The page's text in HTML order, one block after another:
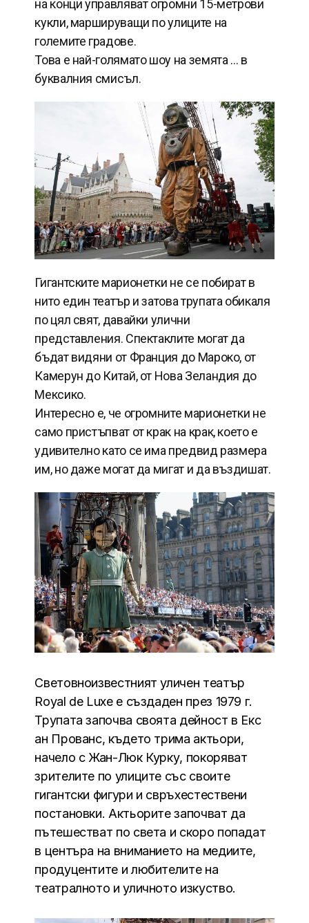
на конци управляват огромни 15-метрови
кукли, маршируващи по улиците на
големите градове.
Това е най-голямато шоу на земята … в
буквалния смисъл.
Гигантските марионетки не се побират в
нито един театър и затова трупата обикаля
по цял свят, давайки улични
представления. Спектаклите могат да
бъдат видяни от Франция до Мароко, от
Камерун до Китай, от Нова Зеландия до
Мексико.
Интересно е, че огромните марионетки не
само пристъпват от крак на крак, което е
удивително като се има предвид размера
им, но даже могат да мигат и да въздишат.
Световноизвестният уличен театър
Royal de Luxe е създаден през 1979 г.
Трупата започва своята дейност в Екс
ан Прованс, където трима актьори,
начело с Жан-Люк Курку, покоряват
зрителите по улиците със своите
гигантски фигури и свръхестествени
постановки. Актьорите започват да
пътешестват по света и скоро попадат
в центъра на вниманието на медиите,
продуцентите и любителите на
театралното и уличното изкуство.